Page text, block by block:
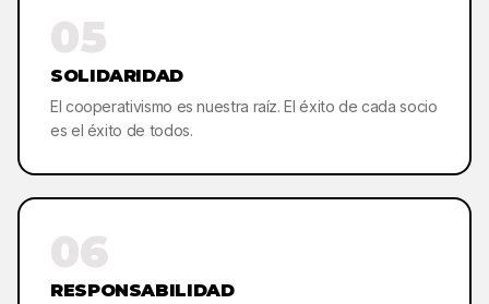
05
SOLIDARIDAD
El cooperativismo es nuestra raíz. El éxito de cada socio
es el éxito de todos.
06
RESPONSABILIDAD